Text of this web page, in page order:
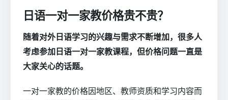
日语一对一家教价格贵不贵？
随着对外日语学习的兴趣与需求不断增加，很多人
考虑参加日语一对一家教课程，但价格问题一直是
大家关心的话题。
一对一家教的价格因地区、教师资质和学习内容而